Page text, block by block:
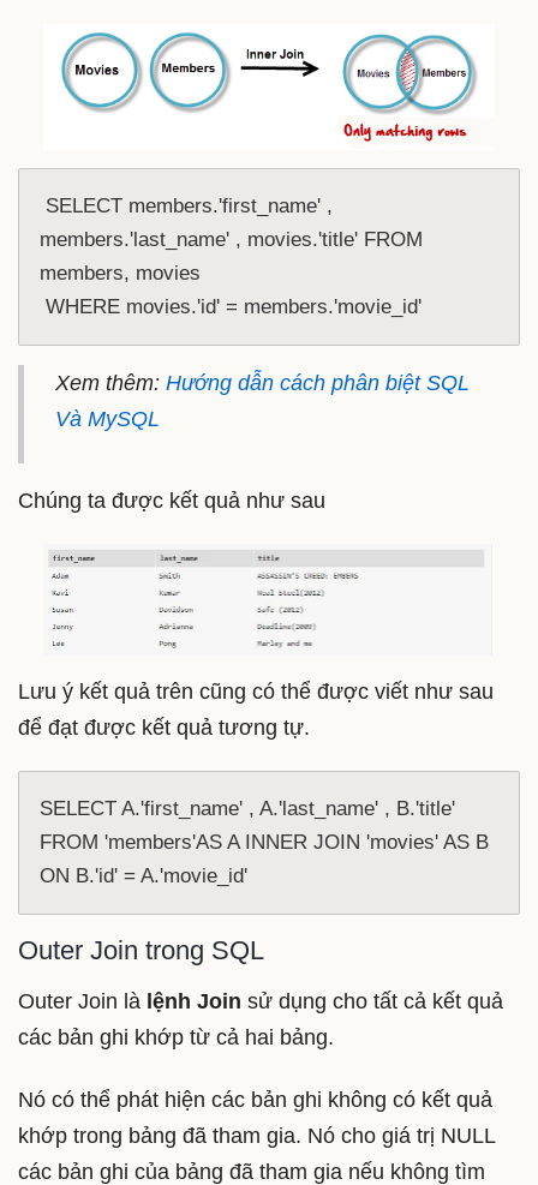
members.'last_name' , movies.'title' FROM
members, movies
WHERE movies.'id' = members.'movie_id'
Xem thêm: Hướng dẫn cách phân biệt SQL
Và MySQL
Chúng ta được kết quả như sau
Lưu ý kết quả trên cũng có thể được viết như sau
để đạt được kết quả tương tự.
SELECT A.'first_name' , A.'last_name' , B.'title'
FROM 'members'AS A INNER JOIN 'movies' AS B
ON B.'id' = A.'movie_id'
Outer Join trong SQL
Outer Join là lệnh Join sử dụng cho tất cả kết quả
các bản ghi khớp từ cả hai bảng.
Nó có thể phát hiện các bản ghi không có kết quả
khớp trong bảng đã tham gia. Nó cho giá trị NULL
các bản ghi của bảng đã tham gia nếu không tìm